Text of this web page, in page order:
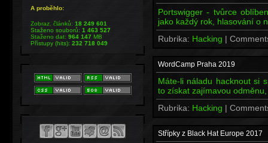
Portswigger - tvůrce
jako každý rok, hlasování o
Rubrika: Hacking |
WordCamp Praha 2019
Máte-li náladu hacknout si
to získat zajímavou
Rubrika: Hacking |
Střípky z Black Hat Europe 2017
A proběhlo:
Zobraz. článků:18 249 601
Staženo souborů:1 463 527
Staženo dat:964 147MB
Přístupy (hits):232 718 049